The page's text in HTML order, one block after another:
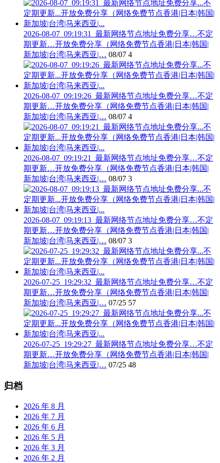
2026-08-07_09:19:31_最新网络节点地址免费分享…不定
期更新…开放免费分享（网络免费节点香港|日本|韩国|
新加坡|台湾|马来西亚|… 08/07 4
2026-08-07_09:19:26_最新网络节点地址免费分享…不定
期更新…开放免费分享（网络免费节点香港|日本|韩国|
新加坡|台湾|马来西亚|… 08/07 4
2026-08-07_09:19:21_最新网络节点地址免费分享…不定
期更新…开放免费分享（网络免费节点香港|日本|韩国|
新加坡|台湾|马来西亚|… 08/07 3
2026-08-07_09:19:13_最新网络节点地址免费分享…不定
期更新…开放免费分享（网络免费节点香港|日本|韩国|
新加坡|台湾|马来西亚|… 08/07 3
2026-07-25_19:29:32_最新网络节点地址免费分享…不定
期更新…开放免费分享（网络免费节点香港|日本|韩国|
新加坡|台湾|马来西亚|… 07/25 57
2026-07-25_19:29:27_最新网络节点地址免费分享…不定
期更新…开放免费分享（网络免费节点香港|日本|韩国|
新加坡|台湾|马来西亚|… 07/25 48
归档
2026 年 8 月
2026 年 7 月
2026 年 6 月
2026 年 5 月
2026 年 3 月
2026 年 2 月